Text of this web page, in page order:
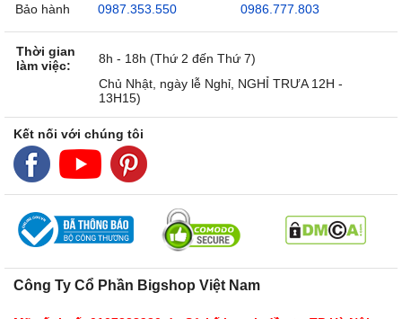
Bảo hành
0987.353.550 0986.777.803
Thời gian
làm việc:
8h - 18h (Thứ 2 đến Thứ 7)
Chủ Nhật, ngày lễ Nghỉ, NGHỈ TRƯA 12H -
13H15)
Kết nối với chúng tôi
Công Ty Cổ Phần Bigshop Việt Nam